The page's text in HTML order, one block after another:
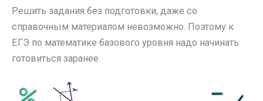
Решить задания без подготовки, даже со
справочным материалом невозможно. Поэтому к
ЕГЭ по математике базового уровня надо начинать
готовиться заранее.